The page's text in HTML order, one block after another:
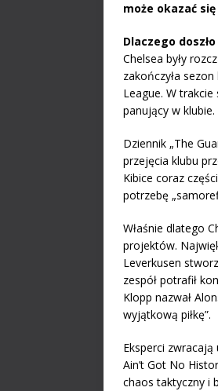
może okazać
Dlaczego
Chelsea były
zakończyła
League. W
panujący w klubie.
Dziennik „The
przejęcia klubu
Kibice coraz
potrzebę
Właśnie dlatego
projektów.
Leverkusen
zespół potrafił
Klopp nazwał
wyjątkową piłkę”.
Eksperci
Ain’t Got No
chaos taktyczny i